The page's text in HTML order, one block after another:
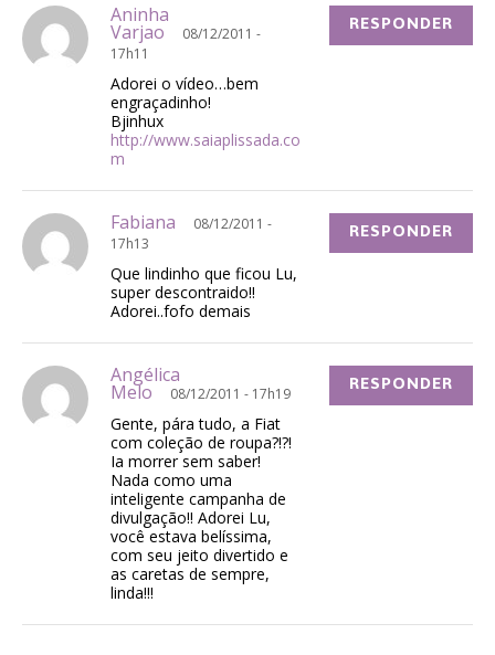
Aninha
Varjao
08/12/2011 -
17h11
Adorei o vídeo…bem
engraçadinho!
Bjinhux
http://www.saiaplissada.co
m
RESPONDER
Fabiana
08/12/2011 -
17h13
Que lindinho que ficou Lu,
super descontraido!!
Adorei..fofo demais
RESPONDER
Angélica
Melo 08/12/2011 - 17h19
Gente, pára tudo, a Fiat
com coleção de roupa?!?!
Ia morrer sem saber!
Nada como uma
inteligente campanha de
divulgação!! Adorei Lu,
você estava belíssima,
com seu jeito divertido e
as caretas de sempre,
linda!!!
RESPONDER